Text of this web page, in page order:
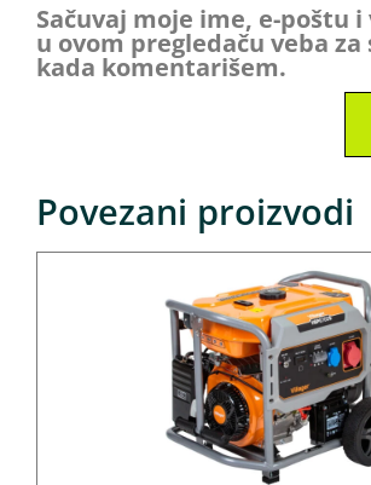
Sačuvaj moje ime, e-poštu
u ovom pregledaču veba
kada komentarišem.
Povezani proizvodi